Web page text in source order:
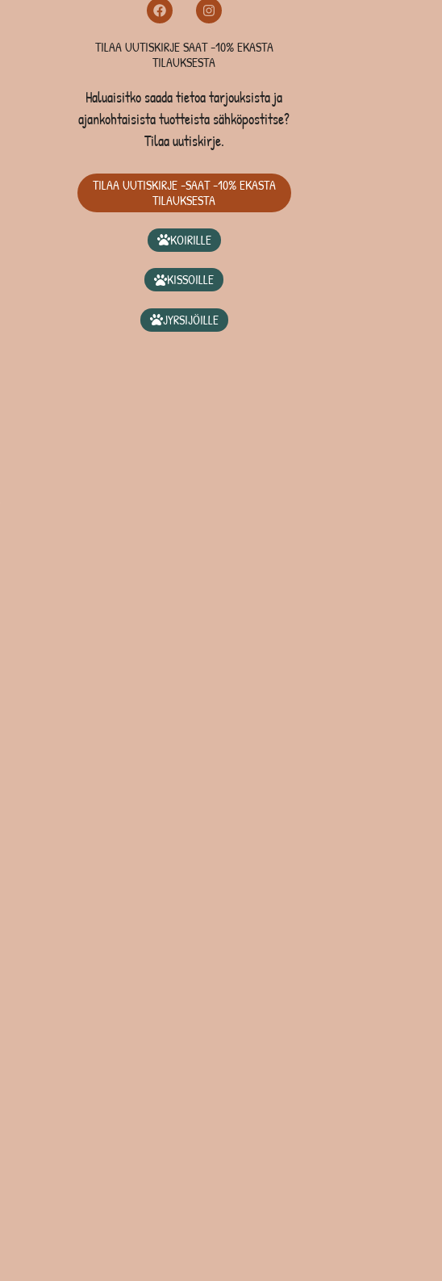
TILAA UUTISKIRJE SAAT -10% EKASTA
TILAUKSESTA
Haluaisitko saada tietoa tarjouksista ja
ajankohtaisista tuotteista sähköpostitse?
Tilaa uutiskirje.
TILAA UUTISKIRJE -SAAT -10% EKASTA
TILAUKSESTA
KOIRILLE
KISSOILLE
JYRSIJÖILLE